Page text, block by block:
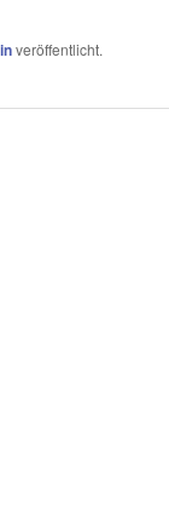
veröffentlicht.